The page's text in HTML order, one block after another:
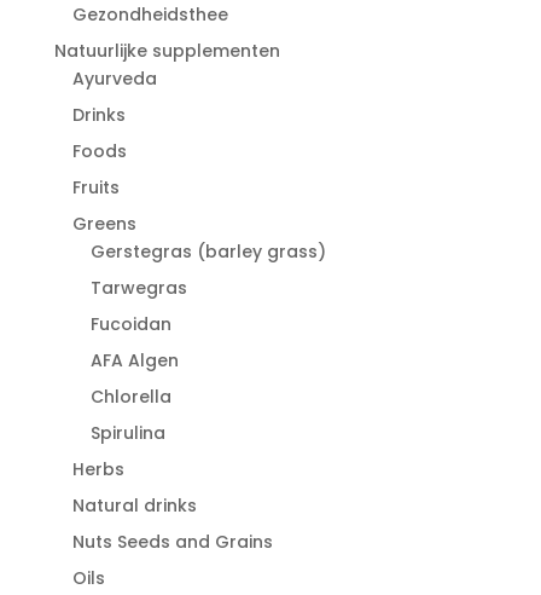
Gezondheidsthee
Natuurlijke supplementen
Ayurveda
Drinks
Foods
Fruits
Greens
Gerstegras (barley grass)
Tarwegras
Fucoidan
AFA Algen
Chlorella
Spirulina
Herbs
Natural drinks
Nuts Seeds and Grains
Oils